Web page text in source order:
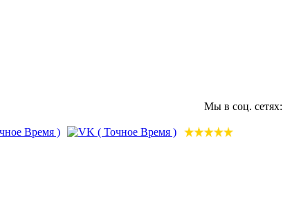
Мы в соц. сетях: